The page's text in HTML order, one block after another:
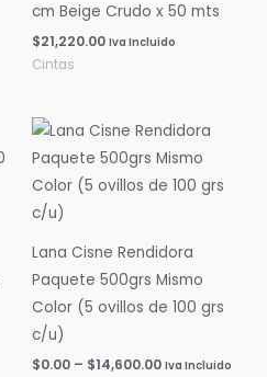
cm Beige Crudo x 50 mts
$21,220.00 Iva Incluido
Cintas
Lana Cisne Rendidora
Paquete 500grs Mismo
Color (5 ovillos de 100 grs
c/u)
$0.00 – $14,600.00
Rango
de
precios:
desde
$0.00
Iva Incluido